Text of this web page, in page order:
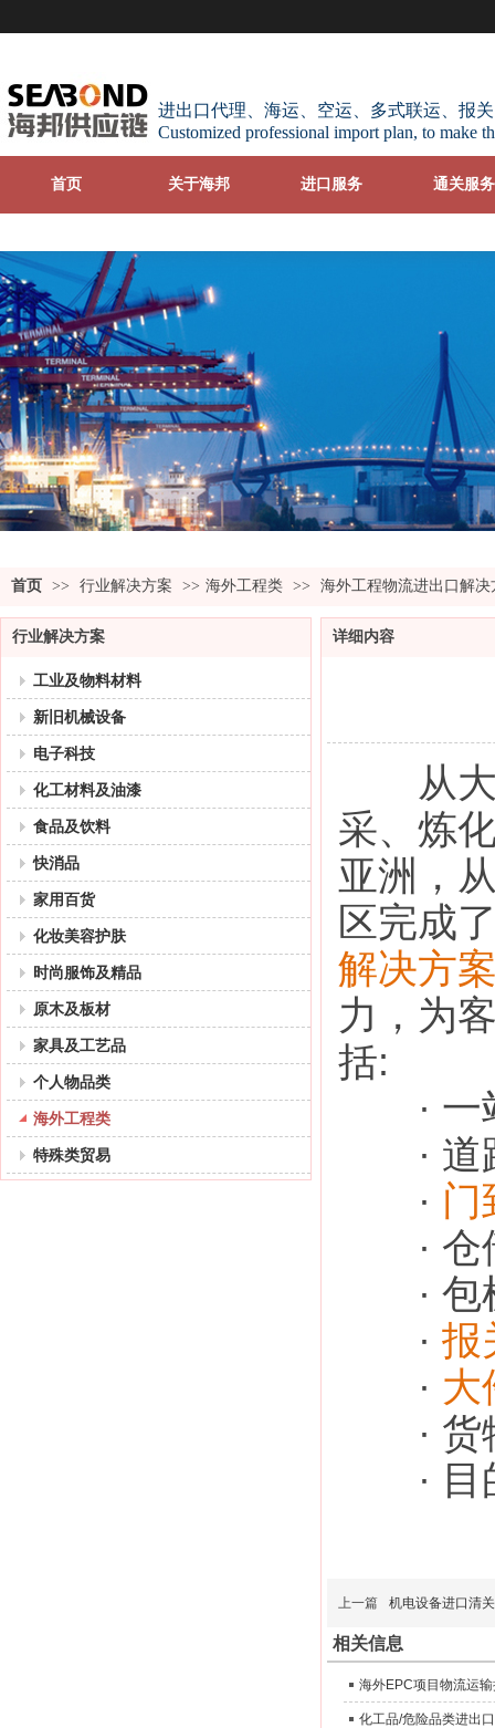
进出口代理、海运、空运、多式联运、报
Customized professional import plan, to make
首页 关于海邦 进口服务 通关服务
首页 >> 行业解决方案 >> 海外工程类 >> 海外工程物流进出口解决
行业解决方案
工业及物料材料
新旧机械设备
电子科技
化工材料及油漆
食品及饮料
快消品
家用百货
化妆美容护肤
时尚服饰及精品
原木及板材
家具及工艺品
个人物品类
海外工程类
特殊类贸易
详细内容
从大
采、炼
亚洲，
区完成
解决方
力，为
括:
· 一站
· 道
· 门
· 仓
· 包
· 报
· 大
· 货
· 目的
上一篇 机电设备进口清
相关信息
海外EPC项目物流运
化工品/危险品类进出